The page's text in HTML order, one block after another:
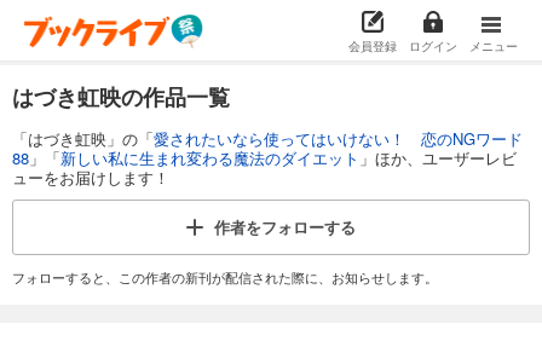
会員登録 ログイン メニュー
はづき虹映の作品一覧
「はづき虹映」の「愛されたいなら使ってはいけない！ 恋のNGワード
88 」「新しい私に生まれ変わる魔法のダイエット 」ほか、ユーザーレビ
ューをお届けします！
作者をフォローする
フォローすると、この作者の新刊が配信された際に、お知らせします。